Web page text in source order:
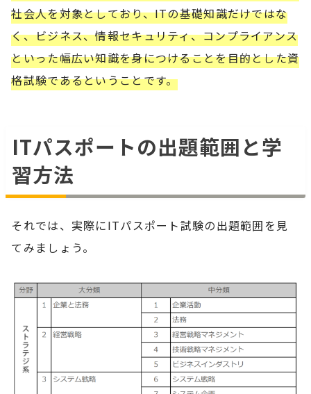
社会人を対象としており、ITの基礎知識だけではな
く、ビジネス、情報セキュリティ、コンプライアンス
といった幅広い知識を身につけることを目的とした資
格試験であるということです。
ITパスポートの出題範囲と学
習方法
それでは、実際にITパスポート試験の出題範囲を見
てみましょう。